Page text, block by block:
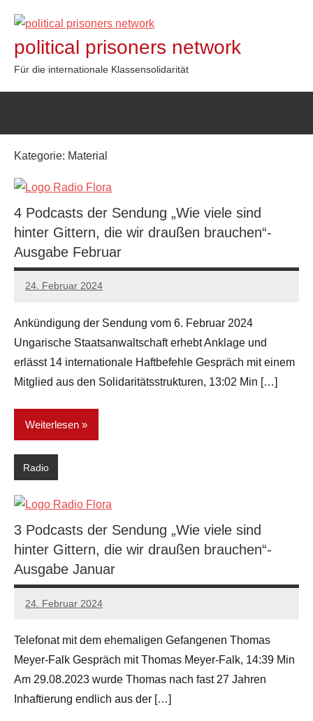
Inhalt
springen
political prisoners network
Für die internationale Klassensolidarität
Kategorie: Material
4 Podcasts der Sendung „Wie viele sind
hinter Gittern, die wir draußen brauchen“-
Ausgabe Februar
24. Februar 2024
network
Ankündigung der Sendung vom 6. Februar 2024
Ungarische Staatsanwaltschaft erhebt Anklage und
erlässt 14 internationale Haftbefehle Gespräch mit einem
Mitglied aus den Solidaritätsstrukturen, 13:02 Min […]
Weiterlesen
Radio
3 Podcasts der Sendung „Wie viele sind
hinter Gittern, die wir draußen brauchen“-
Ausgabe Januar
24. Februar 2024
network
Telefonat mit dem ehemaligen Gefangenen Thomas
Meyer-Falk Gespräch mit Thomas Meyer-Falk, 14:39 Min
Am 29.08.2023 wurde Thomas nach fast 27 Jahren
Inhaftierung endlich aus der […]